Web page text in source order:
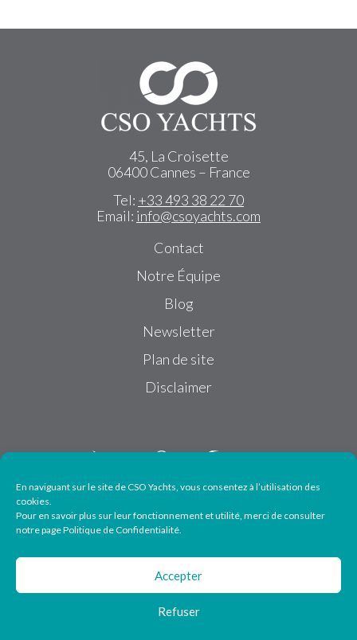
En naviguant sur le site de CSO Yachts, vous consentez à l’utilisation des
cookies.
Pour en savoir plus sur leur fonctionnement et utilité, merci de consulter
notre page Politique de Confidentialité.
Accepter
Refuser
45, La Croisette
06400 Cannes – France
Tel: +33 493 38 22 70
Email: info@csoyachts.com
Contact
Notre Équipe
Blog
Newsletter
Plan de site
Disclaimer
Suivez-nous
© 2026 CSO Yachts - All particulars are given in good faith but cannot be